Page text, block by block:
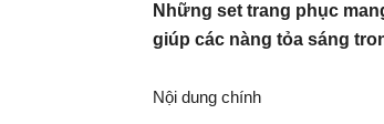
Những set trang phục
giúp các nàng tỏa sáng
Nội dung chính